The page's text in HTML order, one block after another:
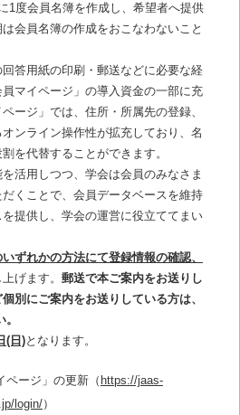
1度会員名簿を作成し、希望者へ提供
会員名簿の作成をおこなわないこと
答用紙の印刷・郵送などに必要な経
マイページ」の導入資金の一部に充
ージ」では、住所・所属先の登録、
ンライン操作性が拡充しており、名
を代替することができます。
を活用しつつ、学会は会員のみなさま
くことで、会員データベースを維持
提供し、学会の運営に役立ててまい
ずれかの方法にて登録情報の確認、
げます。 郵送で本ご案内をお送りし
別にご案内をお送りしている方は、
(日)となります。
ページ」の更新（ https://jaas-
login/）